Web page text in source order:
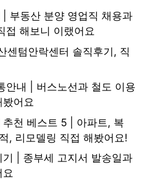
| 부동산 분양 영업직 채용과
접 해보니 이랬어요
센텀안락센터 솔직후기, 직
안내 | 버스노선과 철도 이용
봤어요
천 베스트 5 | 아파트, 복
, 리모델링 직접 해봤어요!
| 종부세 고지서 발송일과
요